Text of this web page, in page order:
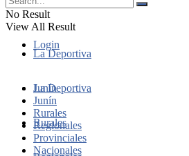
Login
No Result
View All Result
La Deportiva
Junín
Rurales
La Deportiva
Junín
Rurales
Regionales
Provinciales
Nacionales